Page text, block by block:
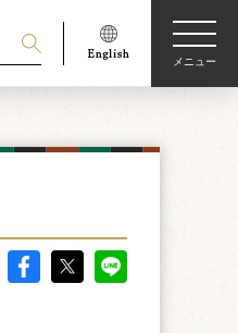
メニュー